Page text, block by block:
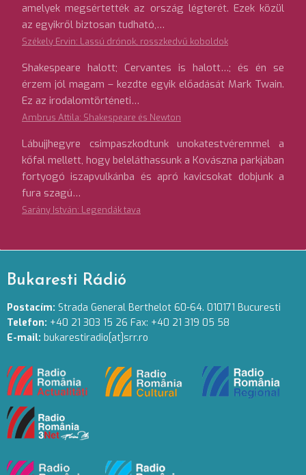
amelyek megsértették az ország légterét. Ezek közül
az egyikről biztosan tudható,…
Székely Ervin: Lassú drónok, rosszkedvű koboldok
Shakespeare halott; Cervantes is halott…; és én se
érzem jól magam – kezdte egyik előadását Mark Twain.
Ez az irodalomtörténeti…
Ambrus Attila: Shakespeare és Newton
Lábujjhegyre csimpaszkodtunk unokatestvéremmel a
kőfal mellett, hogy beleláthassunk a Kovászna parkjában
fortyogó iszapvulkánba és apró kavicsokat dobjunk a
fura szagú…
Sarány István: Legendák tava
Bukaresti Rádió
Postacím: Strada General Berthelot 60-64. 010171 Bucuresti
Telefon: +40 21 303 15 26 Fax: +40 21 319 05 58
E-mail: bukarestiradio[at]srr.ro